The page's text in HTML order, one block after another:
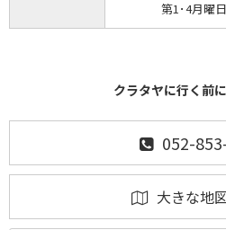
第1･4月曜日
クラタヤに行く前
052-
大きな地